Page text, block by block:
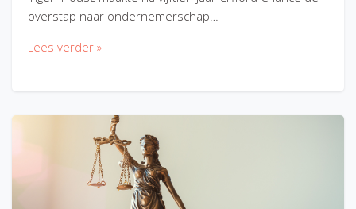
overstap naar ondernemerschap…
Lees verder »